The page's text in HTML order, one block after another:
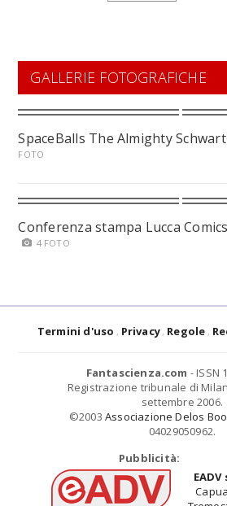
GALLERIE FOTOGRAFICHE
SpaceBalls The Almighty
FOTO
Conferenza stampa Lucca
4 FOTO
Termini d'uso Privacy Regole
Fantascienza.com - ISSN
Registrazione tribunale di
settembre 2006.
©2003 Associazione Delos
04029050962.
Pubblicità: